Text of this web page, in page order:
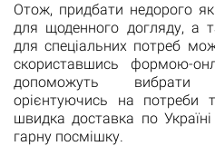
Отож, придбати недорого
для щоденного догляду, а
для спеціальних потреб
скориставшись формою-
допоможуть вибрати
орієнтуючись на потреби
швидка доставка по
гарну посмішку.